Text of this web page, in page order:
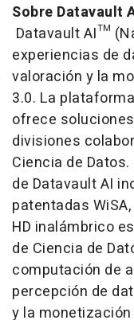
Sobre Datavault
Datavault AI™
experiencias de
valoración y la
3.0. La
ofrece
divisiones
Ciencia de
de Datavault AI
patentadas
HD inalámbrico
de Ciencia de
computación de
percepción de
y la